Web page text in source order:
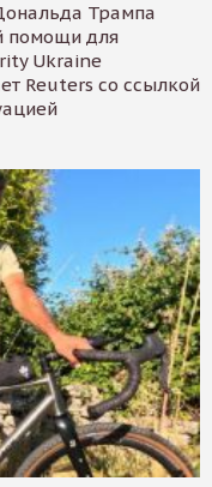
Трампа
помощи для
Ukraine
Reuters со ссылкой